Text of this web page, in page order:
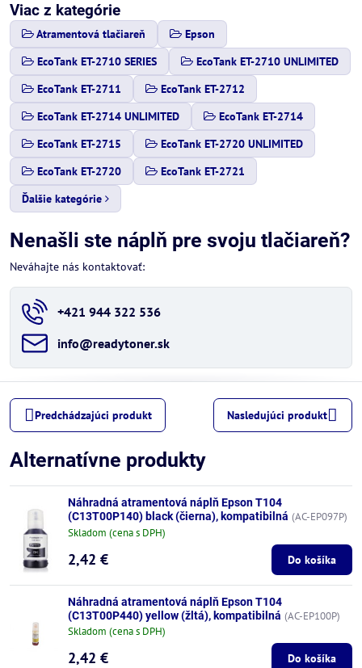
Viac z kategórie
Atramentová tlačiareň
Epson
EcoTank ET-2710 SERIES
EcoTank ET-2710 UNLIMITED
EcoTank ET-2711
EcoTank ET-2712
EcoTank ET-2714 UNLIMITED
EcoTank ET-2714
EcoTank ET-2715
EcoTank ET-2720 UNLIMITED
EcoTank ET-2720
EcoTank ET-2721
Ďalšie kategórie
Nenašli ste náplň pre svoju tlačiareň?
Neváhajte nás kontaktovať:
+421 944 322 536
info​@readytoner​.sk
Predchádzajúci produkt Nasledujúci produkt
Alternatívne produkty
Náhradná atramentová náplň Epson T104
(C13T00P140) black (čierna), kompatibilná (AC-EP097P)
Skladom (cena s DPH)
2,42 € Do košíka
Náhradná atramentová náplň Epson T104
(C13T00P440) yellow (žltá), kompatibilná (AC-EP100P)
Skladom (cena s DPH)
2,42 € Do košíka